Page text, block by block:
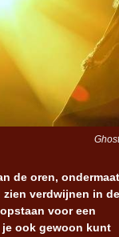
de oren,
verdwijnen in de
voor een
ook gewoon kunt